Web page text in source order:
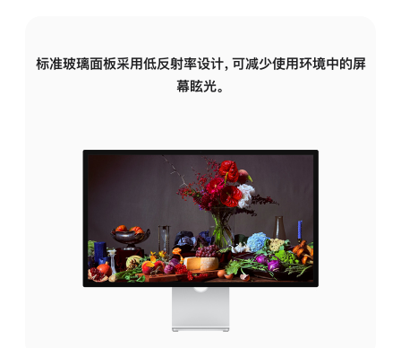
标准玻璃面板采用低反射率设计，可减少使用环境中的屏
幕眩光。